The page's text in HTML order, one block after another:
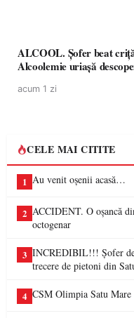
ALCOOL. Șofer beat
Alcoolemie uriașă
acum 1 zi
CELE MAI CITITE
1 Au venit oșenii acasă…
2 ACCIDENT. O oșancă
octogenar
3 INCREDIBIL!!! Șofer de
trecere de pietoni din
4 CSM Olimpia Satu